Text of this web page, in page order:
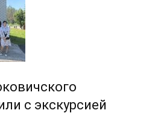
с экскурсией